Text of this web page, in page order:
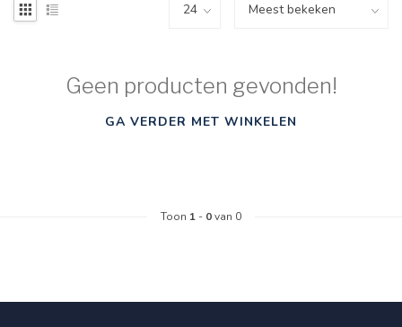
Geen producten gevonden!
GA VERDER MET WINKELEN
Toon 1 - 0van 0